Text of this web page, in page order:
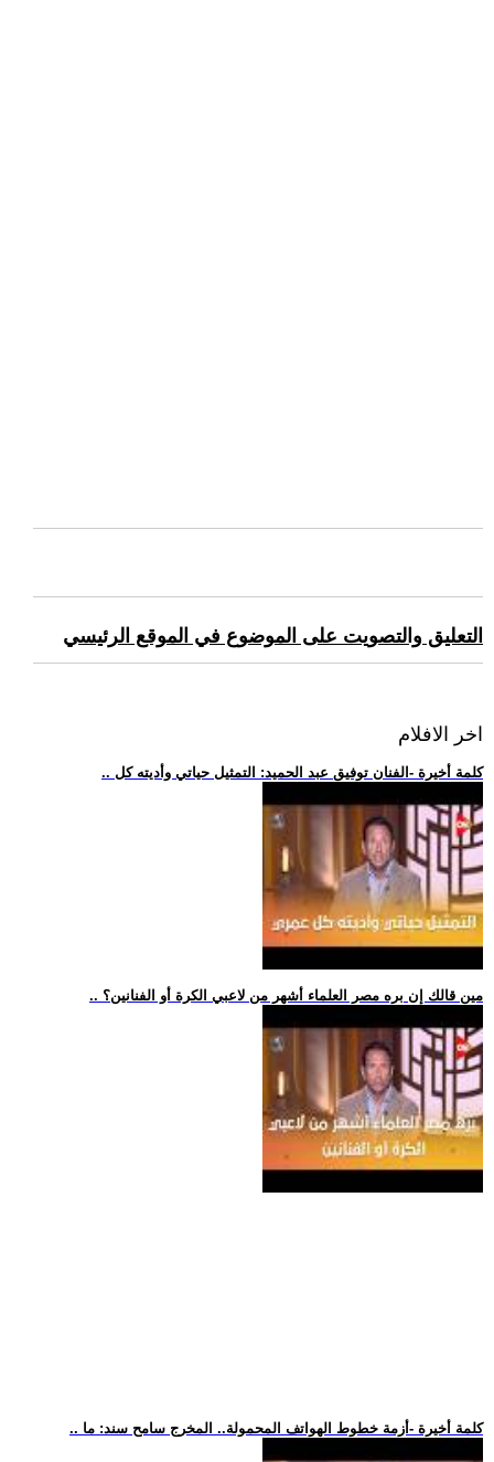
التعليق والتصويت على الموضوع في الموقع الرئيسي
اخر الافلام
.. كلمة أخيرة -الفنان توفيق عبد الحميد: التمثيل حياتي وأديته كل
.. مين قالك إن بره مصر العلماء أشهر من لاعبي الكرة أو الفنانين؟
.. كلمة أخيرة -أزمة خطوط الهواتف المحمولة.. المخرج سامح سند: ما